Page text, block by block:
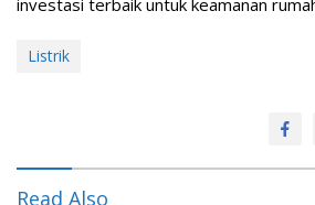
Listrik
Read Also